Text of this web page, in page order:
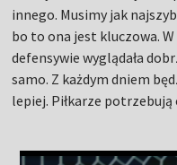
innego. Musimy jak
bo to ona jest kluczowa.
defensywie wyglądała
samo. Z każdym dniem
lepiej. Piłkarze potrzebują